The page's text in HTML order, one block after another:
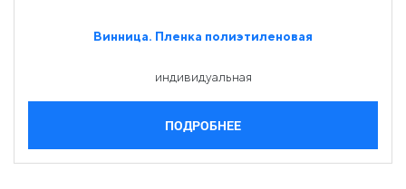
Винница. Пленка полиэтиленовая
индивидуальная
ПОДРОБНЕЕ